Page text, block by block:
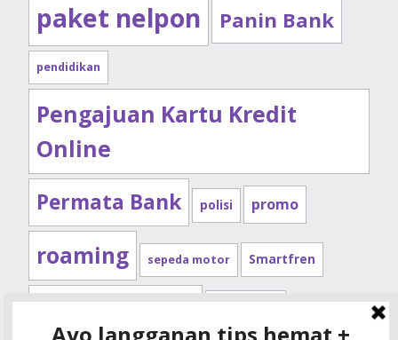
paket nelpon Panin Bank
pendidikan
Pengajuan Kartu Kredit
Online
Permata Bank polisi promo
roaming sepeda motor Smartfren
Standard Chartered syarat kpr